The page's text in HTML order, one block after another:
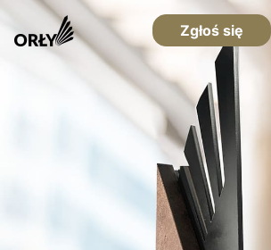
Zgłoś się